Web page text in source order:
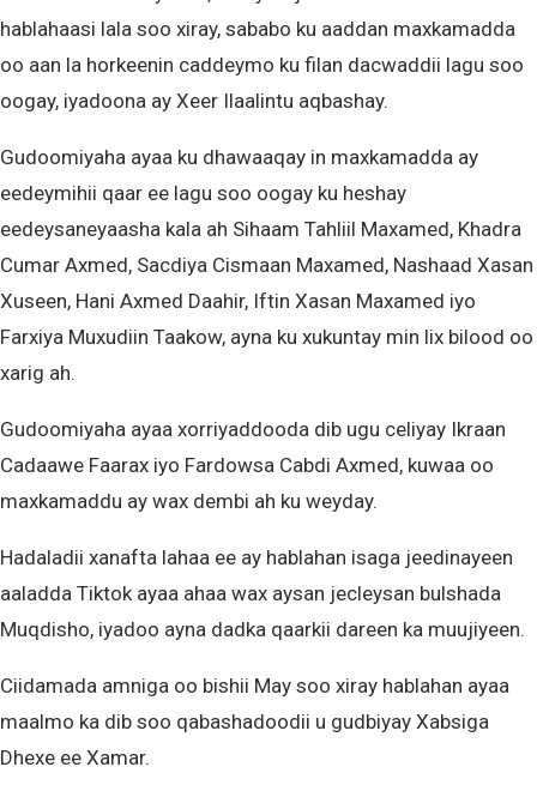
hablahaasi lala soo xiray, sababo ku aaddan maxkamadda
oo aan la horkeenin caddeymo ku filan dacwaddii lagu soo
oogay, iyadoona ay Xeer Ilaalintu aqbashay.
Gudoomiyaha ayaa ku dhawaaqay in maxkamadda ay
eedeymihii qaar ee lagu soo oogay ku heshay
eedeysaneyaasha kala ah Sihaam Tahliil Maxamed, Khadra
Cumar Axmed, Sacdiya Cismaan Maxamed, Nashaad Xasan
Xuseen, Hani Axmed Daahir, Iftin Xasan Maxamed iyo
Farxiya Muxudiin Taakow, ayna ku xukuntay min lix bilood oo
xarig ah.
Gudoomiyaha ayaa xorriyaddooda dib ugu celiyay Ikraan
Cadaawe Faarax iyo Fardowsa Cabdi Axmed, kuwaa oo
maxkamaddu ay wax dembi ah ku weyday.
Hadaladii xanafta lahaa ee ay hablahan isaga jeedinayeen
aaladda Tiktok ayaa ahaa wax aysan jecleysan bulshada
Muqdisho, iyadoo ayna dadka qaarkii dareen ka muujiyeen.
Ciidamada amniga oo bishii May soo xiray hablahan ayaa
maalmo ka dib soo qabashadoodii u gudbiyay Xabsiga
Dhexe ee Xamar.